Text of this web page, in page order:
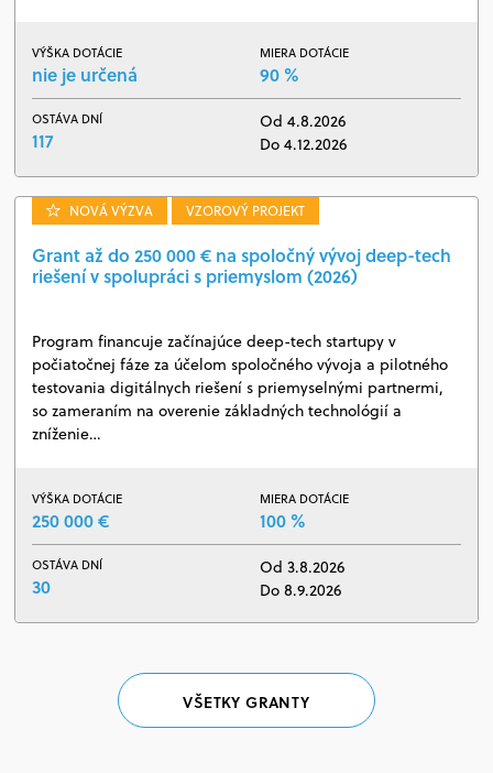
VÝŠKA DOTÁCIE
nie je určená
MIERA DOTÁCIE
90 %
OSTÁVA DNÍ
117
Od 4.8.2026
Do 4.12.2026
NOVÁ VÝZVA VZOROVÝ PROJEKT
Grant až do 250 000 € na spoločný vývoj deep-tech
riešení v spolupráci s priemyslom (2026)
Program financuje začínajúce deep-tech startupy v
počiatočnej fáze za účelom spoločného vývoja a pilotného
testovania digitálnych riešení s priemyselnými partnermi,
so zameraním na overenie základných technológií a
zníženie…
VÝŠKA DOTÁCIE
250 000 €
MIERA DOTÁCIE
100 %
OSTÁVA DNÍ
30
Od 3.8.2026
Do 8.9.2026
VŠETKY GRANTY